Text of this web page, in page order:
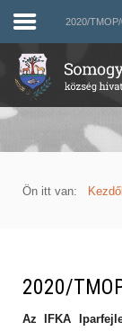
2020/
Ön itt van:
2020/
Az IFKA